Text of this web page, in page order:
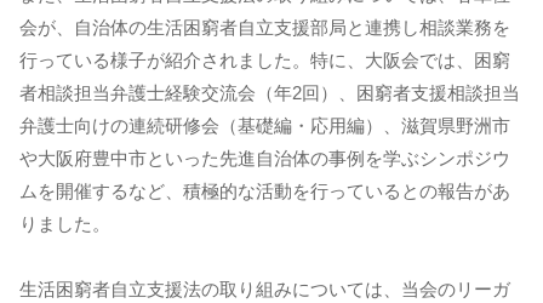
会が、自治体の生活困窮者自立支援部局と連携し相談業務を
行っている様子が紹介されました。特に、大阪会では、困窮
者相談担当弁護士経験交流会（年2回）、困窮者支援相談担当
弁護士向けの連続研修会（基礎編・応用編）、滋賀県野洲市
や大阪府豊中市といった先進自治体の事例を学ぶシンポジウ
ムを開催するなど、積極的な活動を行っているとの報告があ
りました。
生活困窮者自立支援法の取り組みについては、当会のリーガ